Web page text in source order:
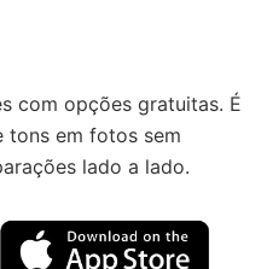
com opções gratuitas. É
em fotos sem
lado a lado.